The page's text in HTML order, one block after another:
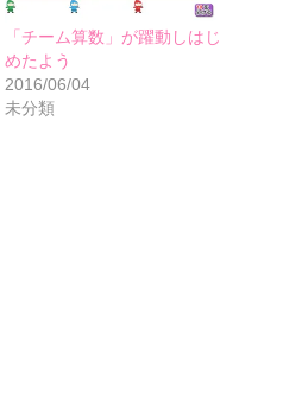
「チーム算数」が躍動しはじ
めたよう
2016/06/04
未分類